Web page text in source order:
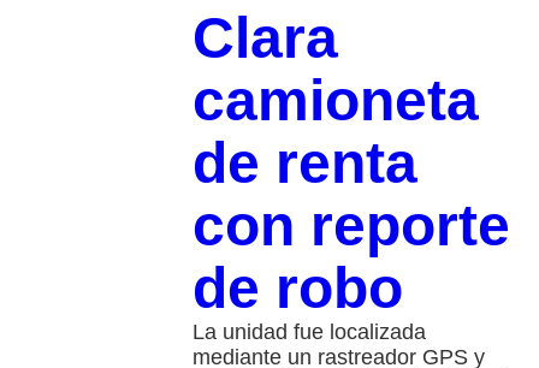
Clara
camioneta
de renta
con reporte
de robo
La unidad fue localizada
mediante un rastreador GPS y